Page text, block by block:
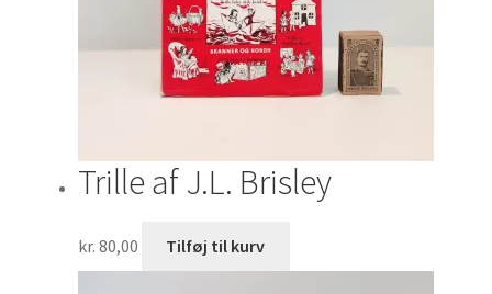
Trille af J.L. Brisley
kr. 80,00 Tilføj til kurv